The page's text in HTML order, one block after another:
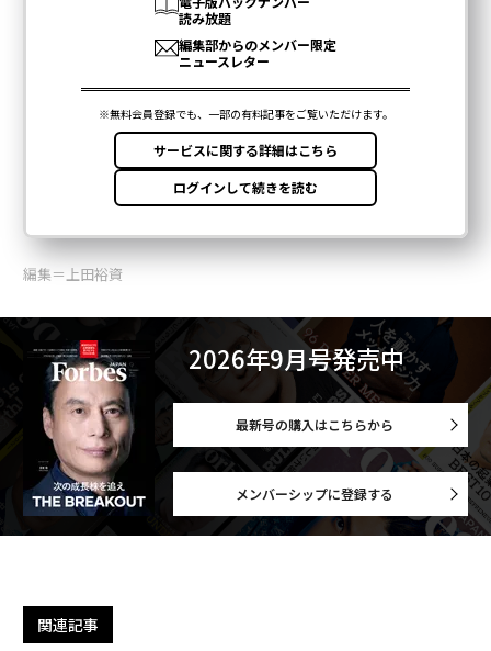
編集＝上田裕資
2026年9月号発売中
最新号の購入はこちらから
メンバーシップに登録する
関連記事